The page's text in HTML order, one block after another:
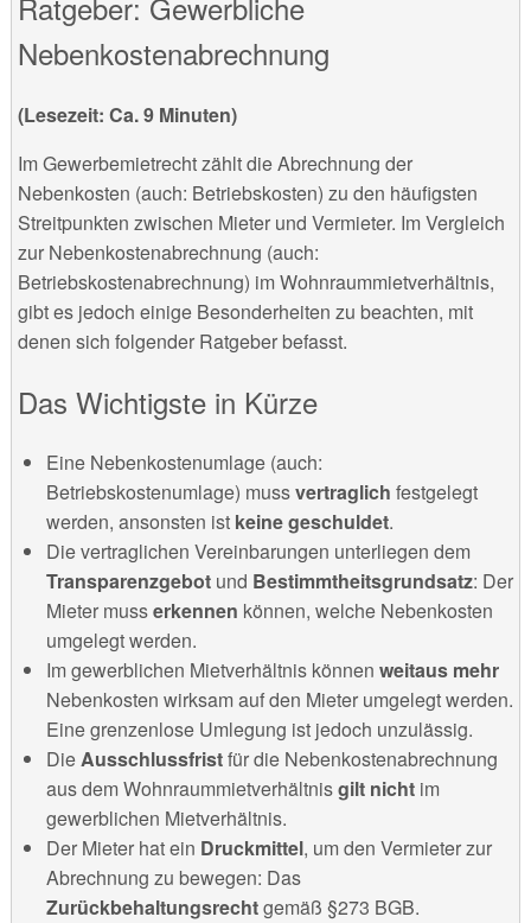
Nebenkostenabrechnung
(Lesezeit: Ca. 9 Minuten)
Im Gewerbemietrecht zählt die Abrechnung der
Nebenkosten (auch: Betriebskosten) zu den häufigsten
Streitpunkten zwischen Mieter und Vermieter. Im Vergleich
zur Nebenkostenabrechnung (auch:
Betriebskostenabrechnung) im Wohnraummietverhältnis,
gibt es jedoch einige Besonderheiten zu beachten, mit
denen sich folgender Ratgeber befasst.
Das Wichtigste in Kürze
Eine Nebenkostenumlage (auch:
Betriebskostenumlage) mussvertraglich festgelegt
werden, ansonsten ist keine geschuldet.
Die vertraglichen Vereinbarungen unterliegen dem
Transparenzgebot und Bestimmtheitsgrundsatz: Der
Mieter musserkennen können, welche Nebenkosten
umgelegt werden.
Im gewerblichen Mietverhältnis können weitaus mehr
Nebenkosten wirksam auf den Mieter umgelegt werden.
Eine grenzenlose Umlegung ist jedoch unzulässig.
DieAusschlussfristfür die Nebenkostenabrechnung
aus dem Wohnraummietverhältnisgilt nichtim
gewerblichen Mietverhältnis.
Der Mieter hat ein Druckmittel, um den Vermieter zur
Abrechnung zu bewegen: Das
Zurückbehaltungsrechtgemäß §273 BGB.